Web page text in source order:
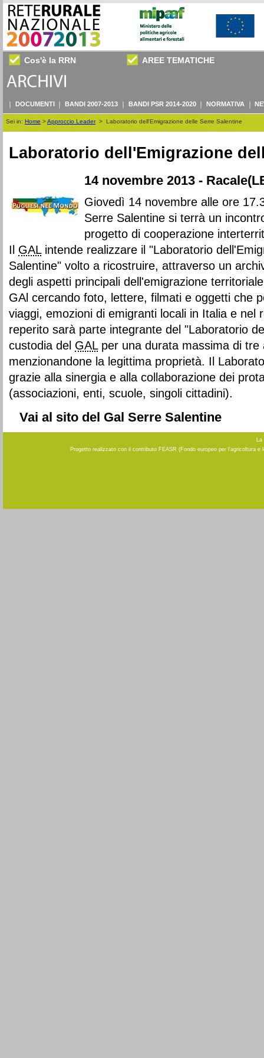
Cos'è la RRN AREE TEMATICHE
DOCUMENTI BANDI 2007-2013 BANDI PSR 2014-2020 NORMATIVA
Sei in: Home >Approccio Leader> Laboratorio dell'Emigrazione delle Serre Salentine
Laboratorio dell'Emigrazione
14 novembre 2013 -
Giovedì 14 novembre alle ore
Serre Salentine si terrà un
progetto di cooperazione
Il GALintende realizzare il "Laboratorio
Salentine" volto a ricostruire, attraverso un
degli aspetti principali dell'emigrazione
GAl cercando foto, lettere, filmati e oggetti che
viaggi, emozioni di emigranti locali in Italia e nel
reperito sarà parte integrante del "Laboratorio
custodia del GALper una durata massima di tre
menzionandone la legittima proprietà. Il
grazie alla sinergia e alla collaborazione dei
(associazioni, enti, scuole, singoli cittadini).
Vai al sito del Gal Serre Salentine
La
Progetto realizzato con il contributo FEASR (Fondo europeo per l'agricoltura